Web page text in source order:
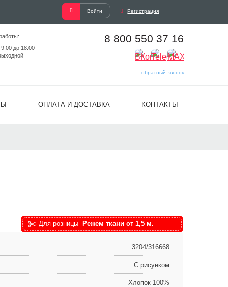
Войти Регистрация
до 18.00
8 800 550 37 16
обратный звонок
ОПЛАТА И ДОСТАВКА КОНТАКТЫ
Для розницы -Режем ткани от 1,5 м.
3204/316668
С рисунком
Хлопок 100%